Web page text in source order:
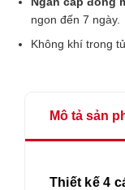
ngon đến 7 ngày.
Không khí trong
Mô tả sản
Thiết kế 4